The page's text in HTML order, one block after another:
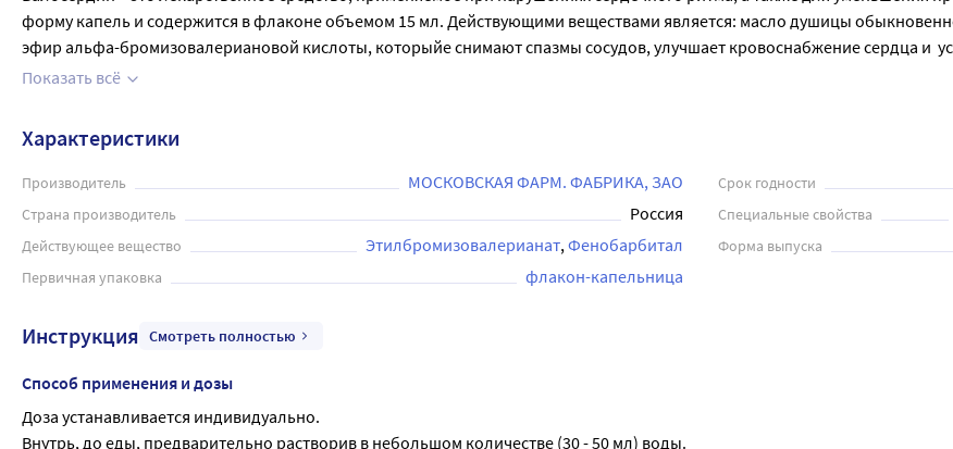
форму капель и содержится в флаконе объемом 15 мл. Действующими веществами является: масло душицы
эфир альфа-бромизовалериановой кислоты, которыйе снимают спазмы сосудов, улучшает кровоснабжение сердца и
следует только по назначению врача, исходя из индивидуальных особенностей пациента и сопутствующих
Показать всё
Характеристики
Производитель МОСКОВСКАЯ ФАРМ. ФАБРИКА, ЗАО Срок годности
Страна производитель Россия Специальные свойства
Действующее вещество Этилбромизовалерианат Фенобарбитал Форма выпуска
Первичная упаковка флакон-капельница
Инструкция Смотреть полностью
Способ применения и дозы
Доза устанавливается индивидуально.
Внутрь, до еды, предварительно растворив в небольшом количестве (30 - 50 мл) воды.